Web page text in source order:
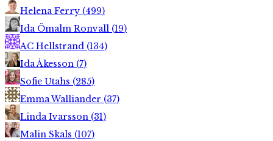
Helena Ferry (499)
Ida Ömalm Ronvall (19)
AC Hellstrand (134)
Ida Åkesson (7)
Sofie Utahs (285)
Emma Walliander (37)
Linda Ivarsson (31)
Malin Skals (107)